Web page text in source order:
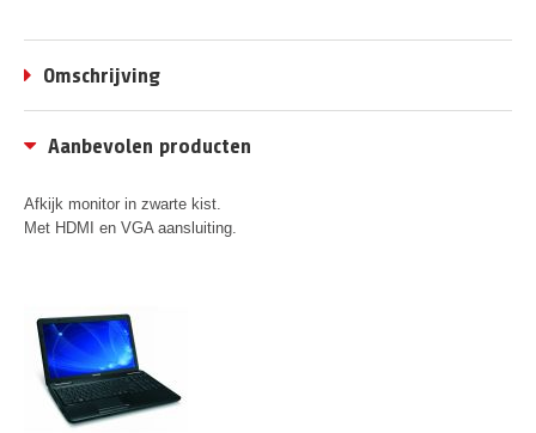
Omschrijving
Aanbevolen producten
Afkijk monitor in zwarte kist.
Met HDMI en VGA aansluiting.